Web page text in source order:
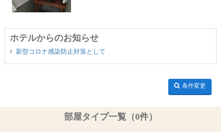
ホテルからのお知らせ
新型コロナ感染防止対策として
条件変更
部屋タイプ一覧（0件）